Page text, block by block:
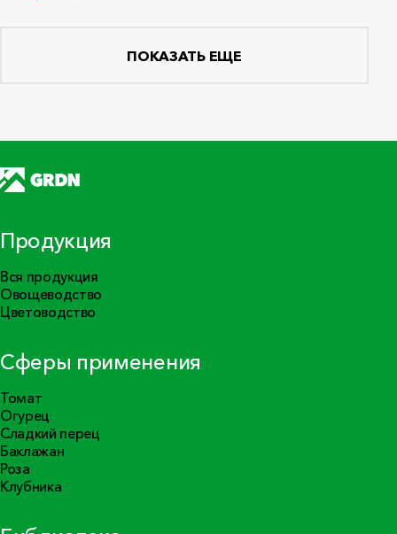
ПОКАЗАТЬ ЕЩЕ
Продукция
Вся продукция
Овощеводство
Цветоводство
Сферы применения
Томат
Огурец
Сладкий перец
Баклажан
Роза
Клубника